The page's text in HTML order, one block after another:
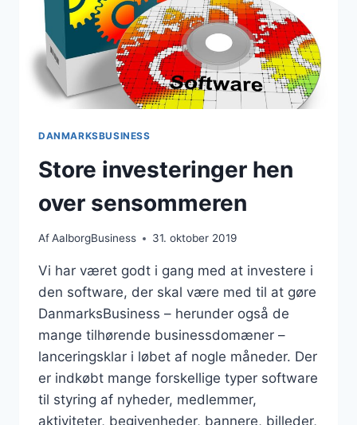
DANMARKSBUSINESS
Store investeringer hen
over sensommeren
AfAalborgBusiness 31. oktober 2019
Vi har været godt i gang med at investere i
den software, der skal være med til at gøre
DanmarksBusiness – herunder også de
mange tilhørende businessdomæner –
lanceringsklar i løbet af nogle måneder. Der
er indkøbt mange forskellige typer software
til styring af nyheder, medlemmer,
aktiviteter, begivenheder, bannere, billeder,